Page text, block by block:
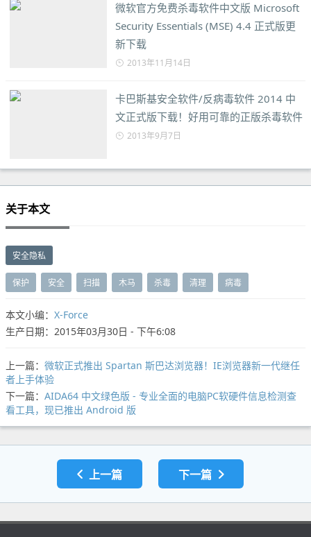
微软官方免费杀毒软件中文版 Microsoft
Security Essentials (MSE) 4.4 正式版更
新下载
2013年11月14日
卡巴斯基安全软件/反病毒软件 2014 中
文正式版下载！好用可靠的正版杀毒软件
2013年9月7日
关于本文
安全隐私
保护 安全 扫描 木马 杀毒 清理 病毒
本文小编： X-Force
生产日期：2015年03月30日 - 下午6:08
上一篇： 微软正式推出 Spartan 斯巴达浏览器！IE浏览器新一代继任
者上手体验
下一篇： AIDA64 中文绿色版 - 专业全面的电脑PC软硬件信息检测查
看工具，现已推出 Android 版
上一篇 下一篇